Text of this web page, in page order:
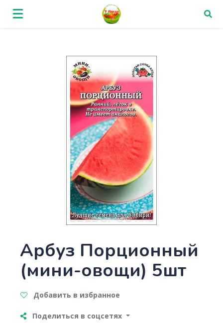
Арбуз Порционный
(мини-овощи) 5шт
Добавить в избранное
Поделиться в соцсетях